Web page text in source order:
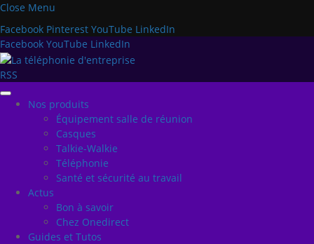
Close Menu
Facebook Pinterest YouTube LinkedIn
Facebook YouTube LinkedIn
RSS
Nos produits
Équipement salle de réunion
Casques
Talkie-Walkie
Téléphonie
Santé et sécurité au travail
Actus
Bon à savoir
Chez Onedirect
Guides et Tutos